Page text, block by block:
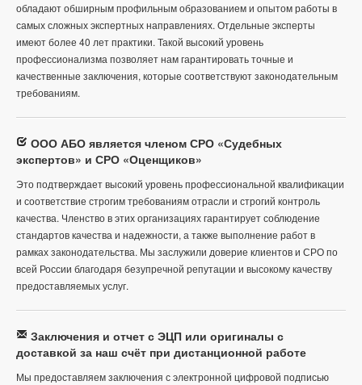
обладают обширным профильным образованием и опытом работы в
самых сложных экспертных направлениях. Отдельные эксперты
имеют более 40 лет практики. Такой высокий уровень
профессионализма позволяет нам гарантировать точные и
качественные заключения, которые соответствуют законодательным
требованиям.
ООО АБО является членом СРО «Судебных
экспертов» и СРО «Оценщиков»
Это подтверждает высокий уровень профессиональной квалификации
и соответствие строгим требованиям отрасли и строгий контроль
качества. Членство в этих организациях гарантирует соблюдение
стандартов качества и надежности, а также выполнение работ в
рамках законодательства. Мы заслужили доверие клиентов и СРО по
всей России благодаря безупречной репутации и высокому качеству
предоставляемых услуг.
Заключения и отчет с ЭЦП или оригиналы с
доставкой за наш счёт при дистанционной работе
Мы предоставляем заключения с электронной цифровой подписью